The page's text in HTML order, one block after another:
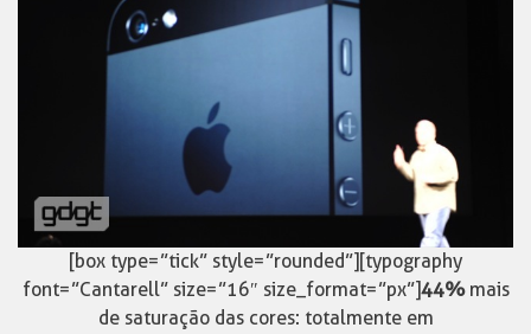
[box type=”tick” style=”rounded”][typography
font=”Cantarell” size=”16″ size_format=”px”]44%mais
de saturação das cores: totalmente em